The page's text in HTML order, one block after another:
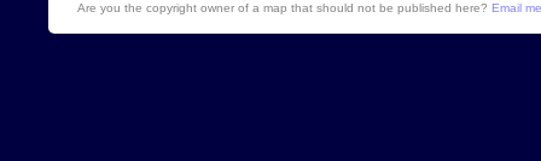
Are you the copyright owner of a map that should not be published here? Email me